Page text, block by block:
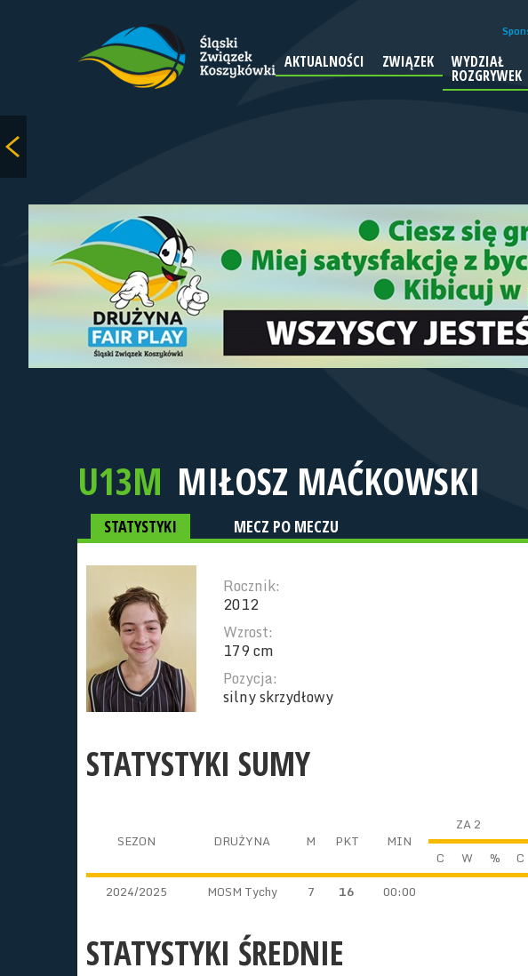
AKTUALNOŚCI ZWIĄZEK WYDZIAŁ
ROZGRYWEK
U13M MIŁOSZ MAĆKOWSKI
STATYSTYKI MECZ PO MECZU
Rocznik:
2012
Wzrost:
179 cm
Pozycja:
silny skrzydłowy
STATYSTYKI SUMY
SEZON DRUŻYNA M PKT MIN
ZA 2
C
W % C
2024/2025
MOSM Tychy 7 16 00:00
STATYSTYKI ŚREDNIE